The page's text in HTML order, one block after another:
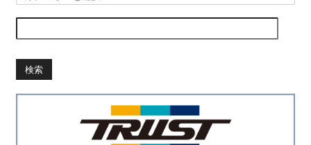
検索